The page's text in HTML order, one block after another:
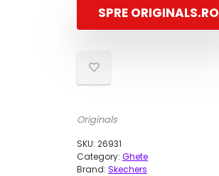
a
SPRE ORIGINALS.RO
Originals
SKU: 26931
Category: Ghete
Brand: Skechers